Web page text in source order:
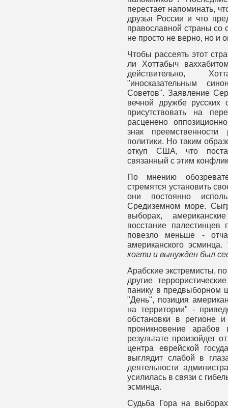
перестает напоминать,
друзья России и что
православной страны
не просто не верно, но и
Чтобы рассеять этот
ли Хоттабыч
действительно,
"иносказательным
Советов". Заявление
вечной дружбе
присутствовать на
расценено
знак
политики. Но таким
откуп США, что
связанный с этим
По мнению
стремятся установить
они постоянно
Средиземном море.
выборах,
восстание
повезло меньше -
американского эсминца.
когти и вынужден был
Арабские экстремисты,
другие
панику в предвыборном
"День", позиция
на территории" -
обстановки в регионе
проникновение
результате произойдет
центра еврейской
выглядит слабой в
деятельности
усилилась в связи с
эсминца.
Судьба Гора на